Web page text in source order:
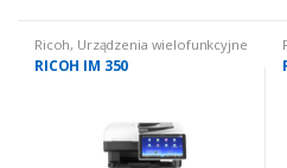
Ricoh, Urządzenia wielofunkcyjne
używane, Urządzenia
wielofunkcyjne używane: czarno
RICOH IM 350